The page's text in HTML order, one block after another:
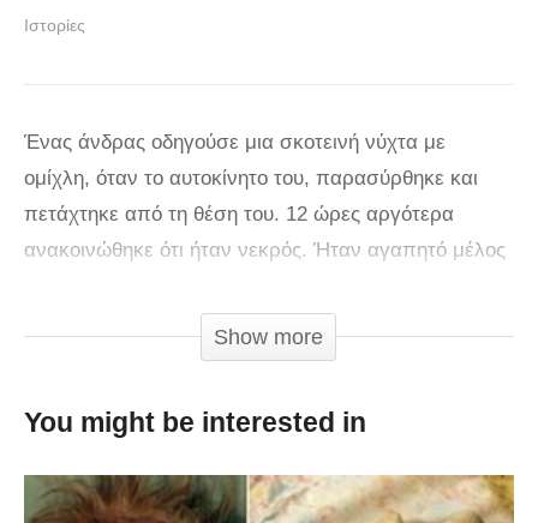
Ιστορίες
Ένας άνδρας οδηγούσε μια σκοτεινή νύχτα με
ομίχλη, όταν το αυτοκίνητο του, παρασύρθηκε και
πετάχτηκε από τη θέση του. 12 ώρες αργότερα
ανακοινώθηκε ότι ήταν νεκρός. Ήταν αγαπητό μέλος
μικρής του αδερφής και η αδυναμία της μητέρας του.
Δε θα είναι ποτέ εύκολο για την μητέρα του, Julie, και
περάσουν μια ολόκληρη ζωή με αυτή τη γλυκόπικρη
προσέφερε λίγη ανακούφιση στην οικογένεια. Ο
Show more
You might be interested in